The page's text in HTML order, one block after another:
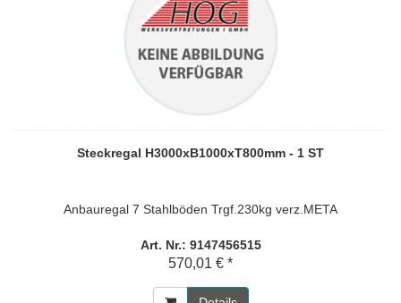
Steckregal H3000xB1000xT800mm - 1 ST
Anbauregal 7 Stahlböden Trgf.230kg verz.META
Art. Nr.: 9147456515
570,01 € *